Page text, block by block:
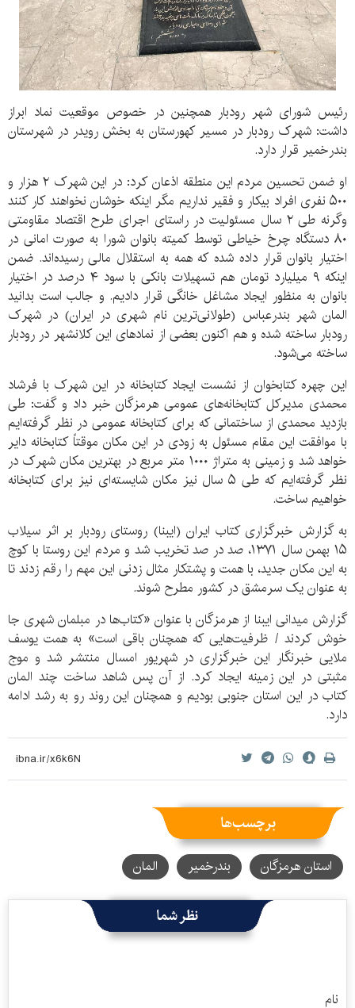
رئیس شورای شهر رودبار همچنین در خصوص موقعیت نماد ابراز
داشت: شهرک رودبار در مسیر کهورستان به بخش رویدر در شهرستان
بندرخمیر قرار دارد.
او ضمن تحسین مردم این منطقه اذعان کرد: در این شهرک ۲ هزار و
۵۰۰ نفری افراد بیکار و فقیر نداریم مگر اینکه خوشان نخواهند کار کنند
وگرنه طی ۲ سال مسئولیت در راستای اجرای طرح اقتصاد مقاومتی
۸۰ دستگاه چرخ خیاطی توسط کمیته بانوان شورا به صورت امانی در
اختیار بانوان قرار داده شده که همه به استقلال مالی رسیده‌اند. ضمن
اینکه ۹ میلیارد تومان هم تسهیلات بانکی با سود ۴ درصد در اختیار
بانوان به منظور ایجاد مشاغل خانگی قرار دادیم. و جالب است بدانید
المان شهر بندرعباس (طولانی‌ترین نام شهری در ایران) در شهرک
رودبار ساخته شده و هم اکنون بعضی از نمادهای این کلانشهر در رودبار
ساخته می‌شود.
این چهره کتابخوان از نشست ایجاد کتابخانه در این شهرک با فرشاد
محمدی مدیرکل کتابخانه‌های عمومی هرمزگان خبر داد و گفت: طی
بازدید محمدی از ساختمانی که برای کتابخانه عمومی در نظر گرفته‌ایم
با موافقت این مقام مسئول به زودی در این مکان موقتاً کتابخانه دایر
خواهد شد و زمینی به متراژ
متر مربع در بهترین مکان شهرک در
نظر گرفته‌ایم که طی ۵ سال نیز مکان شایسته‌ای نیز برای کتابخانه
خواهیم ساخت.
به گزارش خبرگزاری کتاب ایران (ایبنا) روستای رودبار بر اثر سیلاب
۱۵ بهمن سال ۱۳۷۱، صد در صد تخریب شد و مردم این روستا با کوچ
به این مکان جدید، با همت و پشتکار مثال زدنی این مهم را رقم زدند تا
به عنوان یک سرمشق در کشور مطرح شوند.
گزارش میدانی ایبنا از هرمزگان با عنوان «کتاب‌ها در مبلمان شهری جا
خوش کردند / ظرفیت‌هایی که همچنان باقی است» به همت یوسف
ملایی خبرنگار این خبرگزاری در شهریور امسال منتشر شد و موج
مثبتی در این زمینه ایجاد کرد. از آن پس شاهد ساخت چند المان
کتاب در این استان جنوبی بودیم و همچنان این روند رو به رشد ادامه
دارد.
برچسب‌ها
استان هرمزگان بندرخمیر المان
نظر شما
نام